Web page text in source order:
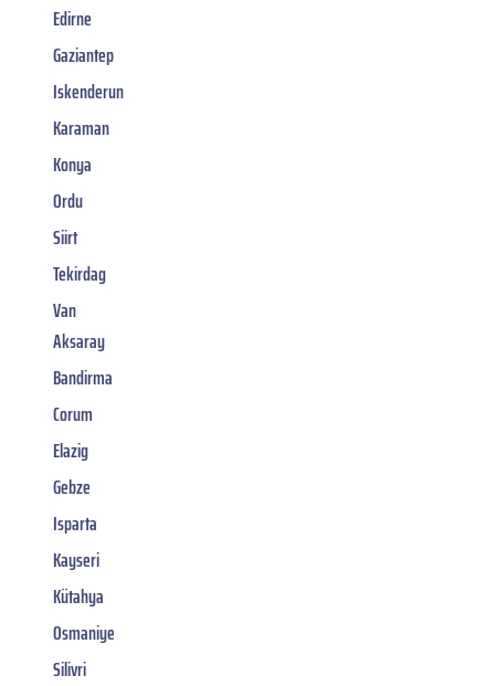
Edirne
Gaziantep
Iskenderun
Karaman
Konya
Ordu
Siirt
Tekirdag
Van
Aksaray
Bandirma
Corum
Elazig
Gebze
Isparta
Kayseri
Kütahya
Osmaniye
Silivri